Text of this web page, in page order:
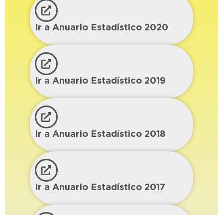
Ir a Anuario Estadístico 2020
Ir a Anuario Estadístico 2019
Ir a Anuario Estadístico 2018
Ir a Anuario Estadístico 2017